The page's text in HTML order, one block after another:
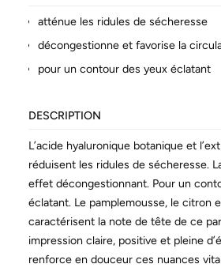
atténue les ridules de sécheresse
décongestionne et favorise la
pour un contour des yeux éclatant
DESCRIPTION
L’acide hyaluronique botanique et
réduisent les ridules de sécheresse.
effet décongestionnant. Pour un
éclatant. Le pamplemousse, le citron
caractérisent la note de tête de ce
impression claire, positive et pleine
renforce en douceur ces nuances